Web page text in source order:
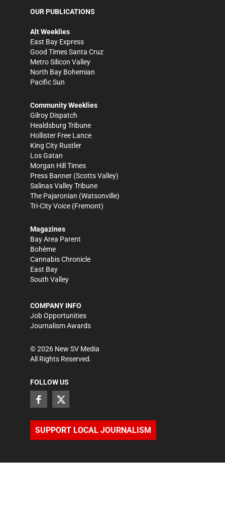
OUR PUBLICATIONS
Alt Weeklies
East Bay Express
Good Times Santa Cruz
Metro Silicon Valley
North Bay Bohemian
Pacific Sun
Community Weeklies
Gilroy Dispatch
Healdsburg Tribune
Hollister Free Lance
King City Rustler
Los Gatan
Morgan Hill Times
Press Banner (Scotts Valley)
Salinas Valley Tribune
The Pajaronian (Watsonville)
Tri-City Voice (Fremont)
Magazines
Bay Area Parent
Bohème
Cannabis Chronicle
East Bay
South Valley
COMPANY INFO
Job Opportunities
Journalism Awards
©2026 New SV Media
All Rights Reserved.
FOLLOW US
SUPPORT LOCAL JOURNALISM